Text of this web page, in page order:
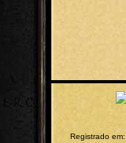
Registrado em: